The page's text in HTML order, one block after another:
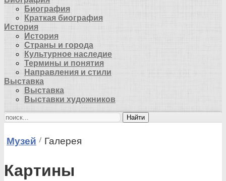
Биография
Краткая биография
История
История
Страны и города
Культурное наследие
Термины и понятия
Направления и стили
Выставка
Выставка
Выставки художников
Найти
Музей Галерея
Картины